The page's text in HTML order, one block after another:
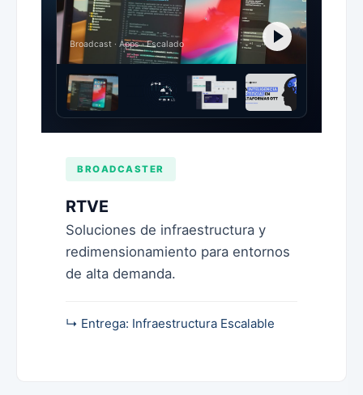
Broadcast · Apps · Escalado
BROADCASTER
RTVE
Soluciones de infraestructura y
redimensionamiento para entornos
de alta demanda.
↳ Entrega: Infraestructura Escalable